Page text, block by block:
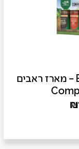
Big Green Egg – מארז ראבים
₪